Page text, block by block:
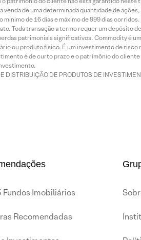
de uma determinada quantidade de
de 16 dias e máximo de 999 dias
Toda transação a termo requer um depósito
patrimoniais significativos. Commodity é
ou produto físico. É um investimento de
é de curto prazo e o patrimônio do
DISTRIBUIÇÃO DE PRODUTOS DE
Fundos Imobiliários
Recomendadas